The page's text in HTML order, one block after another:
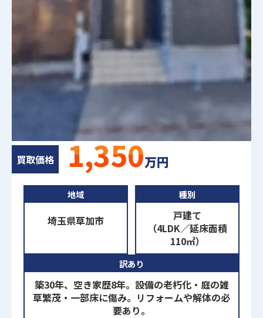
買取価格 1,350万円
地域
埼玉県草加市
種別
戸建て
（4LDK／延床面積
110㎡）
訳あり
築30年、空き家歴8年。設備の老朽化・庭の雑
草繁茂・一部床に傷み。リフォームや解体の必
要あり。